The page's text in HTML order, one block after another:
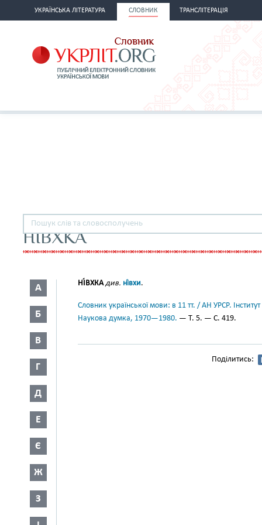
УКРАЇНСЬКА ЛІТЕРАТУРА СЛОВНИК ТРАНСЛІТЕРАЦІЯ
НІВХКА
А
Б
В
Г
Д
Е
Є
Ж
З
НІ́ВХКА див. ні́вхи.
Словник української мови: в 11 тт. / АН УРСР.
Наукова думка, 1970—1980. — Т. 5. — С. 419.
Поділитись: